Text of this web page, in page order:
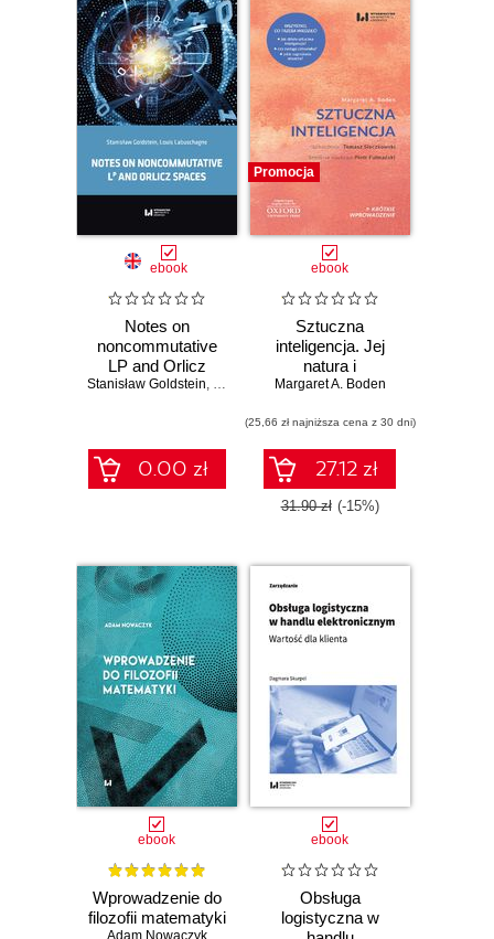
tematyki
interdyscyplinarnej.
Obecnie
rozwijany
program
wydawniczy
stanowi
kontynuację
bogatej oferty
starannie
opracowanych
pod względem
redakcyjnym i
typograficznym
różnych dziedzin
nauki, ze
szczególnym
uwzględnieniem
ebook
Notes on
noncommutative
LP and Orlicz
spaces
Stanisław Goldstein, Louis Labuschagne
0.00 zł
Promocja
ebook
Sztuczna
inteligencja. Jej
natura i
przyszłość. Krótkie
Margaret A. Boden
(25,66 zł najniższa cena z 30 dni)
27.12 zł
31.90 zł (-15%)
ebook
Wprowadzenie do
filozofii matematyki
ebook
Obsługa
logistyczna w